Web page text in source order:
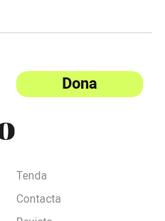
Dona
Tenda
Contacta